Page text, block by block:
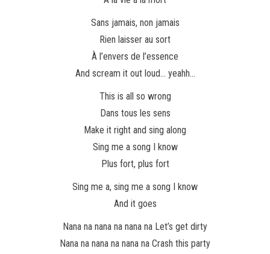
Sans jamais, non jamais
Rien laisser au sort
À l’envers de l’essence
And scream it out loud… yeahh…
This is all so wrong
Dans tous les sens
Make it right and sing along
Sing me a song I know
Plus fort, plus fort
Sing me a, sing me a song I know
And it goes
Nana na nana na nana na Let’s get dirty
Nana na nana na nana na Crash this party